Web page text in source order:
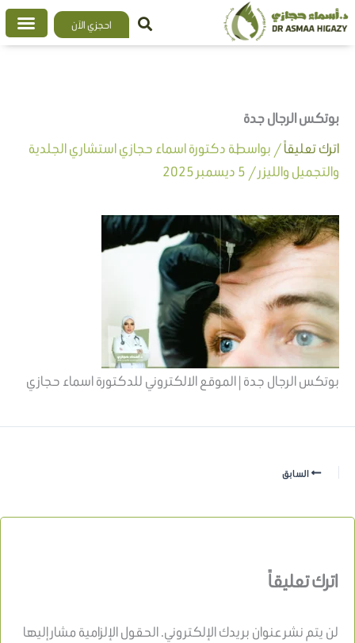
تخطي
إلى
احجزي الآن
بوتكس الرجال جدة
اترك تعليقاً/ بواسطة دكتورة اسماء حجازي استشاري الجلدية
والتجميل والليزر/ 5 ديسمبر 2025
بوتكس الرجال جدة | الموقع الالكتروني للدكتورة اسماء حجازي
السابق
اترك تعليقاً
لن يتم نشر عنوان بريدك الإلكتروني.الحقول الإلزامية مشار إليها